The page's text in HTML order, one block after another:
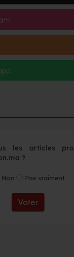
les articles
?
Non Pas vraiment
Voter